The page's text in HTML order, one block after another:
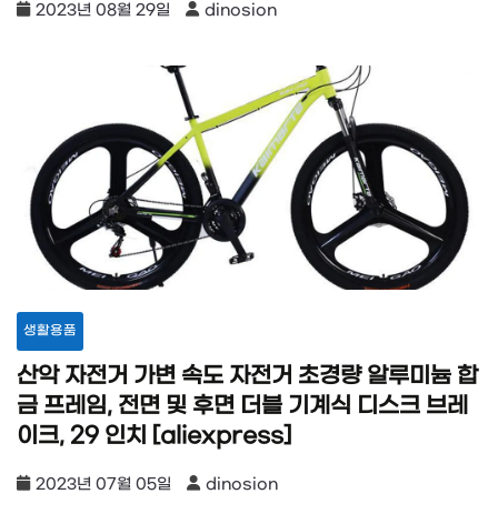
2023년 08월 29일 dinosion
생활용품
산악 자전거 가변 속도 자전거 초경량 알루미늄 합
금 프레임, 전면 및 후면 더블 기계식 디스크 브레
이크, 29 인치 [aliexpress]
2023년 07월 05일 dinosion